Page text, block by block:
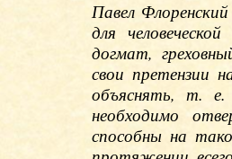
Павел
для
догмат,
свои претензии
объяснять, т.
необходимо
способны на